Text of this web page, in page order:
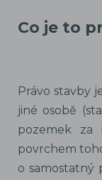
Co je to
Právo stavby
jiné osobě
pozemek
povrchem
o